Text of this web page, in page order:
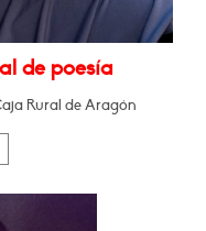
de poesía
Rural de Aragón